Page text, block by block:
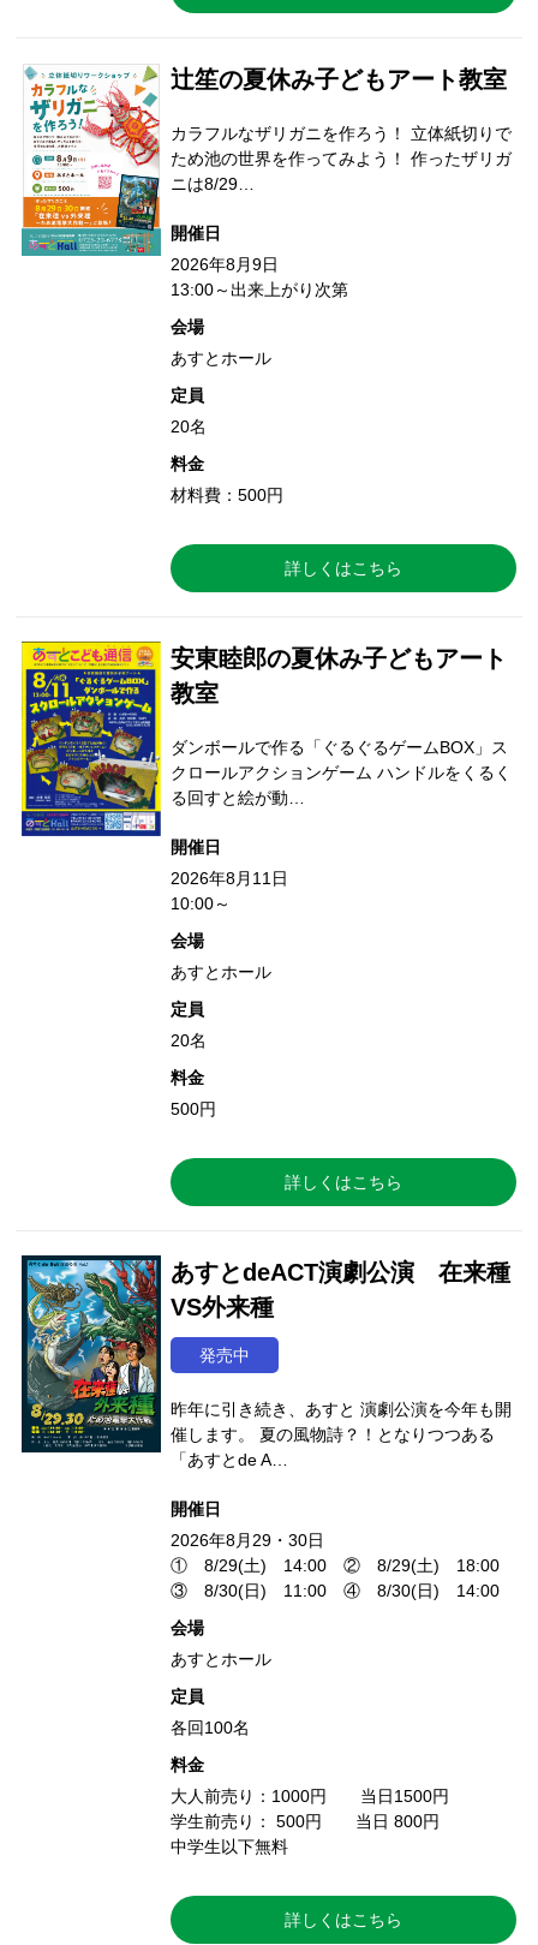
辻笙の夏休み子どもアート教室
カラフルなザリガニを作ろう！ 立体紙切りで
ため池の世界を作ってみよう！ 作ったザリガ
ニは8/29…
開催日
2026年8月9日
13:00～出来上がり次第
会場
あすとホール
定員
20名
料金
材料費：500円
詳しくはこちら
安東睦郎の夏休み子どもアート
教室
ダンボールで作る「ぐるぐるゲームBOX」ス
クロールアクションゲーム ハンドルをくるく
る回すと絵が動…
開催日
2026年8月11日
10:00～
会場
あすとホール
定員
20名
料金
500円
詳しくはこちら
あすとdeACT演劇公演 在来種
VS外来種
発売中
昨年に引き続き、あすと 演劇公演を今年も開
催します。 夏の風物詩？！となりつつある
「あすとde A…
開催日
2026年8月29・30日
① 8/29(土) 14:00 ② 8/29(土) 18:00
③ 8/30(日) 11:00 ④ 8/30(日) 14:00
会場
あすとホール
定員
各回100名
料金
大人前売り：1000円 当日1500円
学生前売り： 500円 当日 800円
中学生以下無料
詳しくはこちら